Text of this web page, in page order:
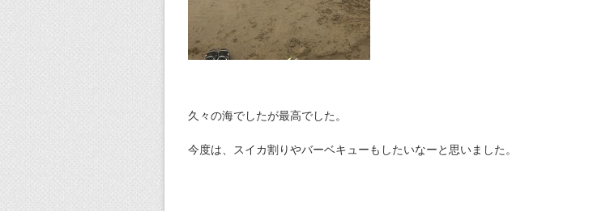
久々の海でしたが最高でした。
今度は、スイカ割りやバーベキューもしたいなーと思いました。